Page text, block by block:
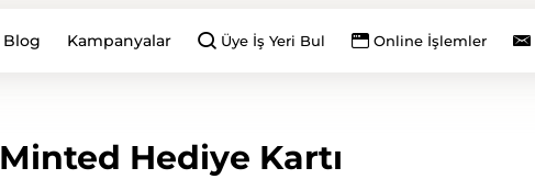
Blog Kampanyalar Üye İş Yeri Bul Online İşlemler
Minted Hediye Kartı